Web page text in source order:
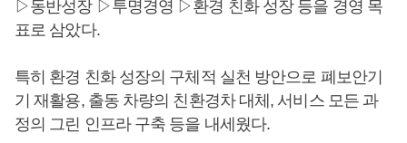
▷동반성장 ▷투명경영 ▷환경 친화 성장 등을 경영 목
표로 삼았다.
특히 환경 친화 성장의 구체적 실천 방안으로 폐보안기
기 재활용, 출동 차량의 친환경차 대체, 서비스 모든 과
정의 그린 인프라 구축 등을 내세웠다.